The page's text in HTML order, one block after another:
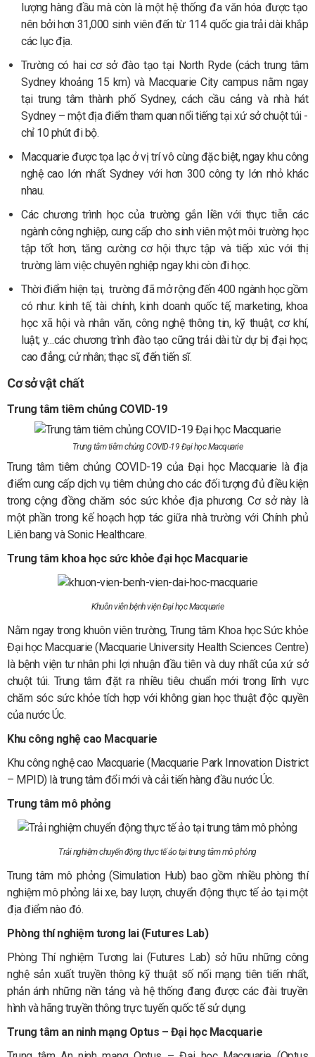
lượng hàng đầu mà còn là một hệ thống đa văn hóa được tạo
nên bởi hơn 31,000 sinh viên đến từ 114 quốc gia trải dài khắp
các lục địa.
Trường có hai cơ sở đào tạo tại North Ryde (cách trung tâm
Sydney khoảng 15 km) và Macquarie City campus nằm ngay
tại trung tâm thành phố Sydney, cách cầu cảng và nhà hát
Sydney – một địa điểm tham quan nổi tiếng tại xứ sở chuột túi -
chỉ 10 phút đi bộ.
Macquarie được tọa lạc ở vị trí vô cùng đặc biệt, ngay khu công
nghệ cao lớn nhất Sydney với hơn 300 công ty lớn nhỏ khác
nhau.
Các chương trình học của trường gắn liền với thực tiễn các
ngành công nghiệp, cung cấp cho sinh viên một môi trường học
tập tốt hơn, tăng cường cơ hội thực tập và tiếp xúc với thị
trường làm việc chuyên nghiệp ngay khi còn đi học.
Thời điểm hiện tại, trường đã mở rộng đến 400 ngành học gồm
có như: kinh tế, tài chính, kinh doanh quốc tế, marketing, khoa
học xã hội và nhân văn, công nghệ thông tin, kỹ thuật, cơ khí,
luật; y…các chương trình đào tạo cũng trải dài từ dự bị đại học;
cao đẳng; cử nhân; thạc sĩ, đến tiến sĩ.
Cơ sở vật chất
Trung tâm tiêm chủng COVID-19
Trung tâm tiêm chủng COVID-19 Đại học Macquarie
Trung tâm tiêm chủng COVID-19 của Đại học Macquarie là địa
điểm cung cấp dịch vụ tiêm chủng cho các đối tượng đủ điều kiện
trong cộng đồng chăm sóc sức khỏe địa phương. Cơ sở này là
một phần trong kế hoạch hợp tác giữa nhà trường với Chính phủ
Liên bang và Sonic Healthcare.
Trung tâm khoa học sức khỏe đại học Macquarie
Khuôn viên bệnh viện Đại học Macquarie
Nằm ngay trong khuôn viên trường, Trung tâm Khoa học Sức khỏe
Đại học Macquarie (Macquarie University Health Sciences Centre)
là bệnh viện tư nhân phi lợi nhuận đầu tiên và duy nhất của xứ sở
chuột túi. Trung tâm đặt ra nhiều tiêu chuẩn mới trong lĩnh vực
chăm sóc sức khỏe tích hợp với không gian học thuật độc quyền
của nước Úc.
Khu công nghệ cao Macquarie
Khu công nghệ cao Macquarie (Macquarie Park Innovation District
– MPID) là trung tâm đổi mới và cải tiến hàng đầu nước Úc.
Trung tâm mô phỏng
Trải nghiệm chuyển động thực tế ảo tại trung tâm mô phỏng
Trung tâm mô phỏng (Simulation Hub) bao gồm nhiều phòng thí
nghiệm mô phỏng lái xe, bay lượn, chuyển động thực tế ảo tại một
địa điểm nào đó.
Phòng thí nghiệm tương lai (Futures Lab)
Phòng Thí nghiệm Tương lai (Futures Lab) sở hữu những công
nghệ sản xuất truyền thông kỹ thuật số nối mạng tiên tiến nhất,
phản ánh những nền tảng và hệ thống đang được các đài truyền
hình và hãng truyền thông trực tuyến quốc tế sử dụng.
Trung tâm an ninh mạng Optus – Đại học Macquarie